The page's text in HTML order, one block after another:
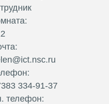
334-91-37
телефон: